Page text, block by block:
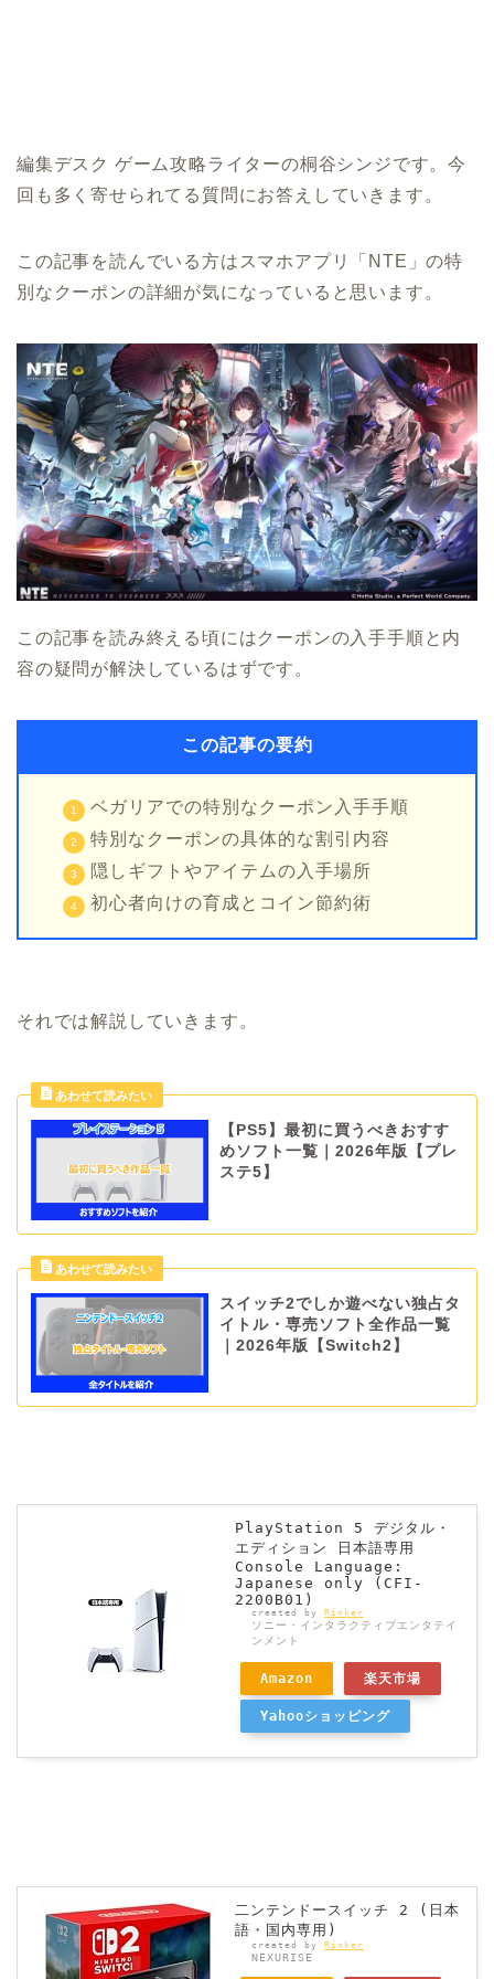
編集デスク ゲーム攻略ライターの桐谷シンジです。今
回も多く寄せられてる質問にお答えしていきます。
この記事を読んでいる方はスマホアプリ「NTE」の特
別なクーポンの詳細が気になっていると思います。
この記事を読み終える頃にはクーポンの入手手順と内
容の疑問が解決しているはずです。
この記事の要約
ベガリアでの特別なクーポン入手手順
特別なクーポンの具体的な割引内容
隠しギフトやアイテムの入手場所
初心者向けの育成とコイン節約術
それでは解説していきます。
【PS5】最初に買うべきおすす
めソフト一覧｜2026年版【プレ
ステ5】
スイッチ2でしか遊べない独占タ
イトル・専売ソフト全作品一覧
｜2026年版【Switch2】
PlayStation 5 デジタル・
エディション 日本語専用
Console Language:
Japanese only (CFI-
2200B01)
created by Rinker
ソニー・インタラクティブエンタテイ
ンメント
Amazon 楽天市場
Yahooショッピング
二ンテンドースイッチ 2 (日本
語・国内専用)
created by Rinker
NEXURISE